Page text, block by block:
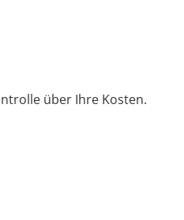
über Ihre Kosten.